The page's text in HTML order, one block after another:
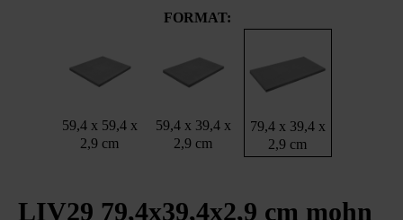
FORMAT:
59,4 x 59,4 x
2,9 cm
59,4 x 39,4 x
2,9 cm
79,4 x 39,4 x
2,9 cm
LIV29 79,4x39,4x2,9 cm mohn